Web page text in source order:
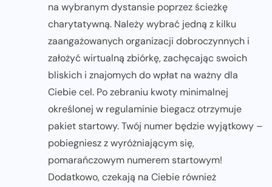
na wybranym dystansie poprzez ścieżkę
charytatywną. Należy wybrać jedną z kilku
zaangażowanych organizacji dobroczynnych i
założyć wirtualną zbiórkę, zachęcając swoich
bliskich i znajomych do wpłat na ważny dla
Ciebie cel. Po zebraniu kwoty minimalnej
określonej w regulaminie biegacz otrzymuje
pakiet startowy. Twój numer będzie wyjątkowy –
pobiegniesz z wyróżniającym się,
pomarańczowym numerem startowym!
Dodatkowo, czekają na Ciebie również